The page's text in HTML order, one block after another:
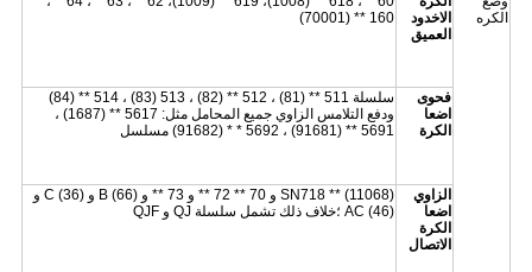
الكره
الاخدود
العميق
160 ** (70001)
فحوى
اضعا
الكرة
سلسلة 511 ** (81) ، 512 ** (82) ، 513 (83) ، 514 ** (84)
ودفع التلامس الزاوي جميع المحامل مثل: 5617 ** (1687) ،
5691 ** (91681) ، 5692 * * (91682) مسلسل
الزاوي
اضعا
الكرة
الاتصال
SN718 ** (11068) و 70 ** 72 ** و 73 ** و B (66) و C (36) و
AC (46) ؛خلاف ذلك تشمل سلسلة QJ و QJF